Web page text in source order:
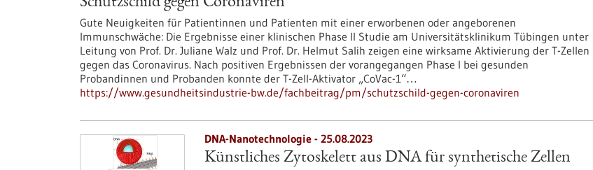
Gute Neuigkeiten für Patientinnen und Patienten mit einer erworbenen oder angeborenen
Immunschwäche: Die Ergebnisse einer klinischen Phase II Studie am Universitätsklinikum Tübingen unter
Leitung von Prof. Dr. Juliane Walz und Prof. Dr. Helmut Salih zeigen eine wirksame Aktivierung der T-Zellen
gegen das Coronavirus. Nach positiven Ergebnissen der vorangegangen Phase I bei gesunden
Probandinnen und Probanden konnte der T-Zell-Aktivator „CoVac-1“…
https://www.gesundheitsindustrie-bw.de/fachbeitrag/pm/schutzschild-gegen-coronaviren
DNA-Nanotechnologie - 25.08.2023
Künstliches Zytoskelett aus DNA für synthetische Zellen